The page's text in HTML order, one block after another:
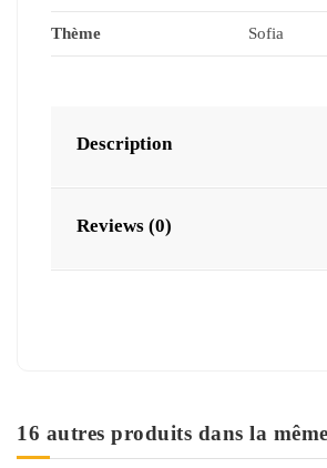
Thème Sofia
Description
Reviews (0)
16 autres produits dans la